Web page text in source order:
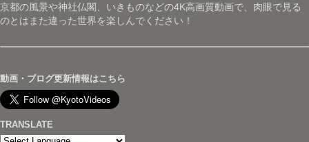
京都の風景や神社仏閣、いきものなどの4K高画質動画で、肉眼で見る
のとはまた違った世界を楽しんでください！
動画・ブログ更新情報はこちら
TRANSLATE